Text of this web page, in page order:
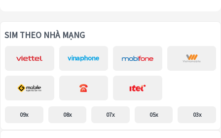
SIM THEO NHÀ MẠNG
09x 08x 07x 05x 03x